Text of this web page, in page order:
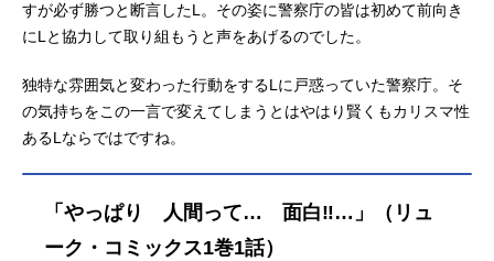
すが必ず勝つと断言したL。その姿に警察庁の皆は初めて前向き
にLと協力して取り組もうと声をあげるのでした。
独特な雰囲気と変わった行動をするLに戸惑っていた警察庁。そ
の気持ちをこの一言で変えてしまうとはやはり賢くもカリスマ性
あるLならではですね。
「やっぱり 人間って… 面白‼︎…」（リュ
ーク・コミックス1巻1話）